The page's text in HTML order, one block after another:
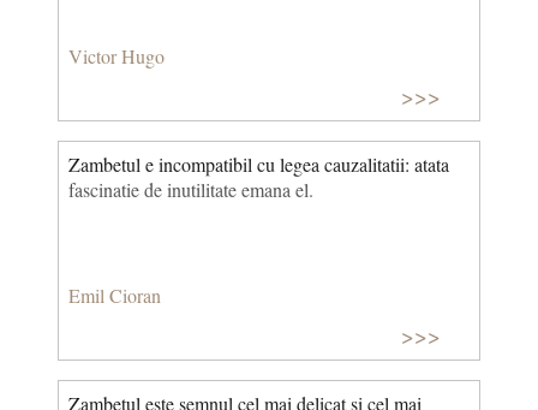
Victor Hugo
>>>
Zambetul e incompatibil cu legea cauzalitatii: atata
fascinatie de inutilitate emana el.
Emil Cioran
>>>
Zambetul este semnul cel mai delicat si cel mai